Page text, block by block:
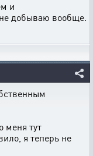
и
добываю вообще.
меня тут
я теперь не